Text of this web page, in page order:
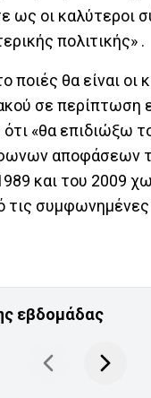
ως οι καλύτεροι
πολιτικής» .
ποιές θα είναι οι
σε περίπτωση
«θα επιδιώξω
αποφάσεων
και του 2009
τις
εβδομάδας